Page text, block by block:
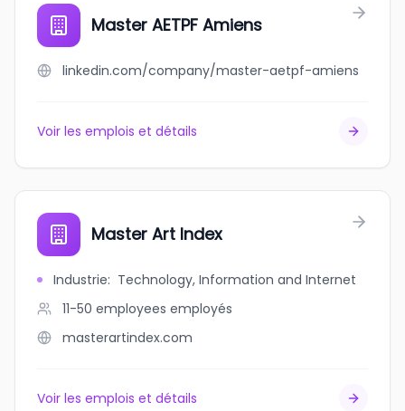
Master AETPF Amiens
linkedin.com/company/master-aetpf-amiens
Voir les emplois et détails
Master Art Index
Industrie: Technology, Information and Internet
11-50 employees employés
masterartindex.com
Voir les emplois et détails